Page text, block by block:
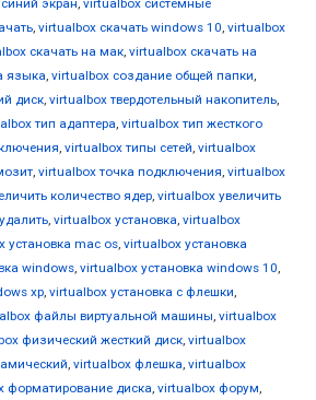
экран, virtualbox системные
, virtualbox скачать windows 10, virtualbox
скачать на мак, virtualbox скачать на
языка, virtualbox создание общей папки,
диск, virtualbox твердотельный накопитель,
тип адаптера, virtualbox тип жесткого
, virtualbox типы сетей, virtualbox
, virtualbox точка подключения, virtualbox
количество ядер, virtualbox увеличить
, virtualbox установка, virtualbox
установка mac os, virtualbox установка
windows, virtualbox установка windows 10,
xp, virtualbox установка с флешки,
файлы виртуальной машины, virtualbox
физический жесткий диск, virtualbox
, virtualbox флешка, virtualbox
форматирование диска, virtualbox форум,